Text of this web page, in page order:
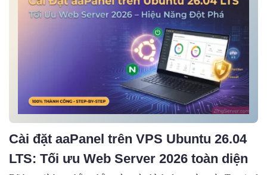
Cài đặt aaPanel trên VPS Ubuntu 26.04
LTS: Tối ưu Web Server 2026 toàn diện